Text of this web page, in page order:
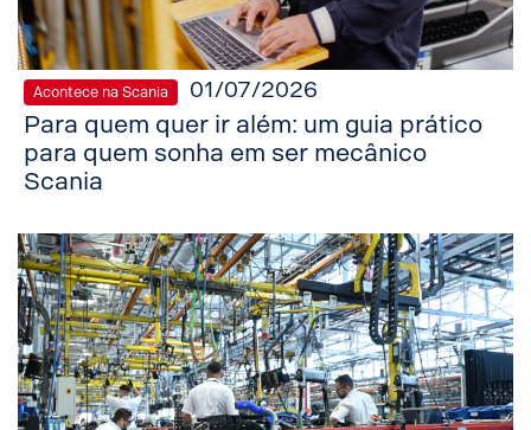
Acontece na Scania 01/07/2026
Para quem quer ir além: um guia prático
para quem sonha em ser mecânico
Scania